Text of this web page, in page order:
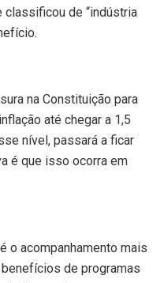
classificou de “indústria
na Constituição para
até chegar a 1,5
nível, passará a ficar
é que isso ocorra em
o acompanhamento mais
de programas